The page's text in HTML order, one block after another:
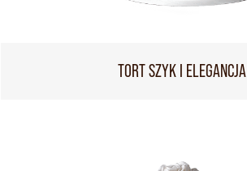
TORT SZYK I ELEGANCJA